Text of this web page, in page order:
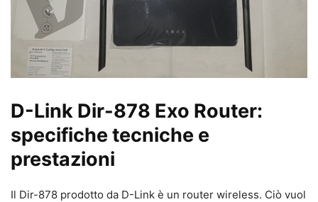
D-Link Dir-878 Exo Router:
specifiche tecniche e
prestazioni
Il Dir-878 prodotto da D-Link è un router wireless. Ciò vuol